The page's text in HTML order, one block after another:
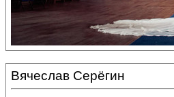
Вячеслав Серёгин